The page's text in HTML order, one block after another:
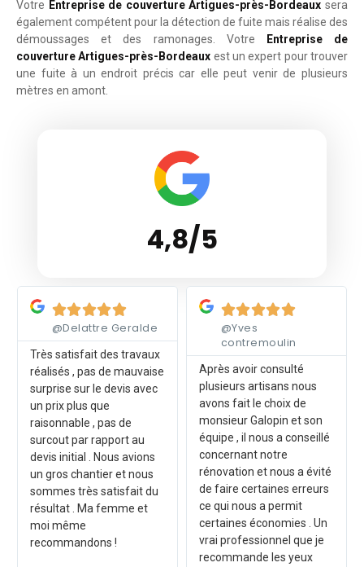
Votre Entreprise de couverture Artigues-près-Bordeaux sera
également compétent pour la détection de fuite mais réalise des
démoussages et des ramonages. Votre
Entreprise de
couverture Artigues-près-Bordeaux est un expert pour trouver
une fuite à un endroit précis car elle peut venir de plusieurs
mètres en amont.
4,8/5

@Delattre Geralde
Très satisfait des travaux
réalisés , pas de mauvaise
surprise sur le devis avec
un prix plus que
raisonnable , pas de
surcout par rapport au
devis initial . Nous avions
un gros chantier et nous
sommes très satisfait du
résultat . Ma femme et
moi même
recommandons !

@Yves
contremoulin
Après avoir consulté
plusieurs artisans nous
avons fait le choix de
monsieur Galopin et son
équipe , il nous a conseillé
concernant notre
rénovation et nous a évité
de faire certaines erreurs
ce qui nous a permit
certaines économies . Un
vrai professionnel que je
recommande les yeux